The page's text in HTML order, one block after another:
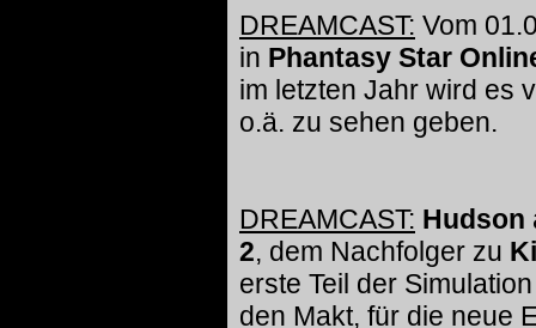
DREAMCAST: Vom
in Phantasy Star
im letzten Jahr wird es
o.ä. zu sehen geben.
DREAMCAST: Hudson
2, dem Nachfolger zu
erste Teil der
den Makt, für die neue